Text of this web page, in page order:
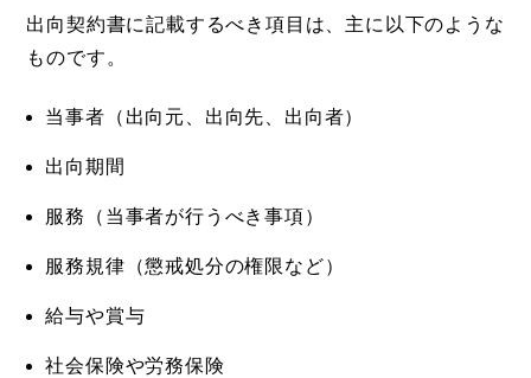
出向契約書に記載するべき項目は、主に以下のような
ものです。
当事者（出向元、出向先、出向者）
出向期間
服務（当事者が行うべき事項）
服務規律（懲戒処分の権限など）
給与や賞与
社会保険や労務保険